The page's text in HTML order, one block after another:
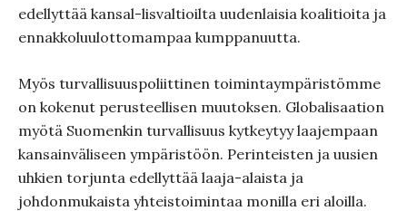
edellyttää kansal-lisvaltioilta uudenlaisia koalitioita ja
ennakkoluulottomampaa kumppanuutta.
Myös turvallisuuspoliittinen toimintaympäristömme
on kokenut perusteellisen muutoksen. Globalisaation
myötä Suomenkin turvallisuus kytkeytyy laajempaan
kansainväliseen ympäristöön. Perinteisten ja uusien
uhkien torjunta edellyttää laaja-alaista ja
johdonmukaista yhteistoimintaa monilla eri aloilla.